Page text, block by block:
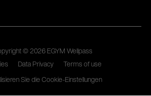
© 2026 EGYM Wellpass
Data Privacy
Terms of use
Sie die Cookie-Einstellungen